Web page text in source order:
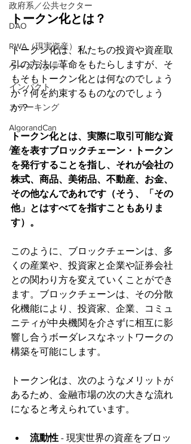
政府系／公共セクター
DAO
RWA（現実資産）
ケーススタディ
インパクト
ステーキング
AlgorandCan
AI
トークン化とは？
トークン化は、私たちの投資や資産取
引の方法に革命をもたらしますが、そ
もそもトークン化とは何なのでしょう
か？何を約束するものなのでしょう
か？
トークン化とは、実際に取引可能な資
産を表すブロックチェーン・トークン
を発行することを指し、それが会社の
株式、商品、美術品、不動産、お金、
その他なんであれです（そう、「その
他」とはすべてを指すこともありま
す）。
このように、ブロックチェーンは、多
くの産業や、投資家と企業や証券会社
との関わり方を変えていくことができ
ます。ブロックチェーンは、その分散
化機能により、投資家、企業、コミュ
ニティが中央機関を介さずに相互に影
響し合うボーダレスなネットワークの
構築を可能にします。
トークン化は、次のようなメリットが
あるため、金融市場の次の大きな流れ
になると考えられています。
流動性 - 現実世界の資産をブロッ